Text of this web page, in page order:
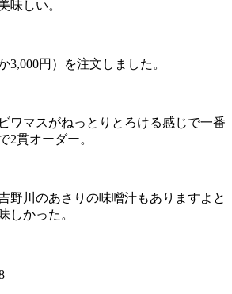
味しい。
3,000円）を注文しました。
ワマスがねっとりとろける感じで一番
2貫オーダー。
野川のあさりの味噌汁もありますよと
しかった。